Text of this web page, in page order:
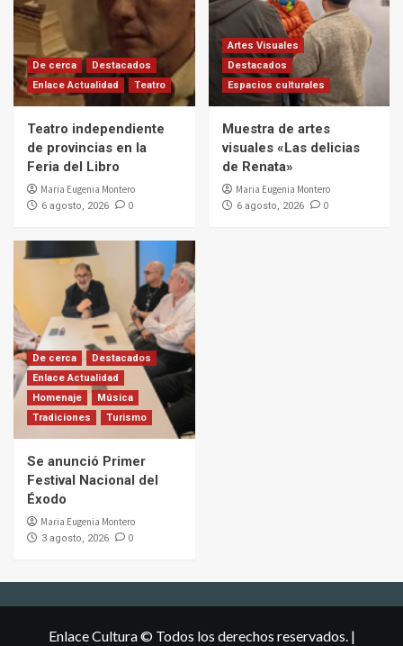
De cerca
Destacados
Enlace Actualidad
Teatro
Teatro independiente
de provincias en la
Feria del Libro
Maria Eugenia Montero
6 agosto, 2026 0
Artes Visuales
Destacados
Espacios culturales
Muestra de artes
visuales «Las delicias
de Renata»
Maria Eugenia Montero
6 agosto, 2026 0
De cerca
Destacados
Enlace Actualidad
Homenaje
Música
Tradiciones
Turismo
Se anunció Primer
Festival Nacional del
Éxodo
Maria Eugenia Montero
3 agosto, 2026 0
Enlace Cultura © Todos los derechos reservados. |